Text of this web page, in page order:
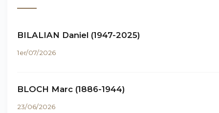
BILALIAN Daniel (1947-2025)
1er/07/2026
BLOCH Marc (1886-1944)
23/06/2026